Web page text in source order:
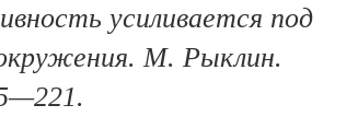
усиливается под
М. Рыклин.